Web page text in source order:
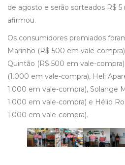
de agosto e serão sorteados R$
afirmou.
Os consumidores premiados
Marinho (R$ 500 em vale-
Quintão (R$ 500 em vale-
(1.000 em vale-compra), Heli
1.000 em vale-compra), Solange
1.000 em vale-compra) e Hélio
1.000 em vale-compra).